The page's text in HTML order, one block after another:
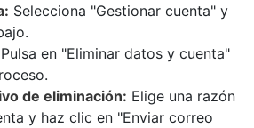
Selecciona "Gestionar cuenta" y
Pulsa en "Eliminar datos y cuenta"
de eliminación: Elige una razón
y haz clic en "Enviar correo